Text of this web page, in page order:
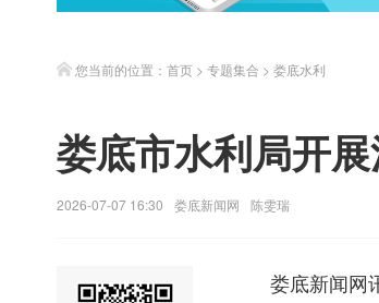
您当前的位置： 首页 > 专题集合 > 娄底水利
娄底市水利局开
2026-07-07 16:30 娄底新闻网 陈雯瑞
娄底新闻网